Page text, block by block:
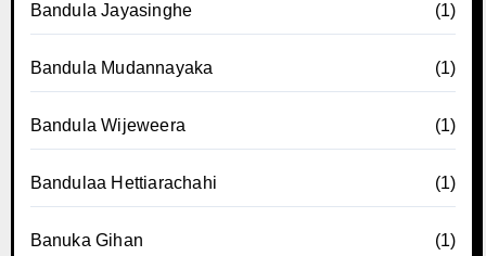
Bandula Jayasinghe (1)
Bandula Mudannayaka (1)
Bandula Wijeweera (1)
Bandulaa Hettiarachahi (1)
Banuka Gihan (1)